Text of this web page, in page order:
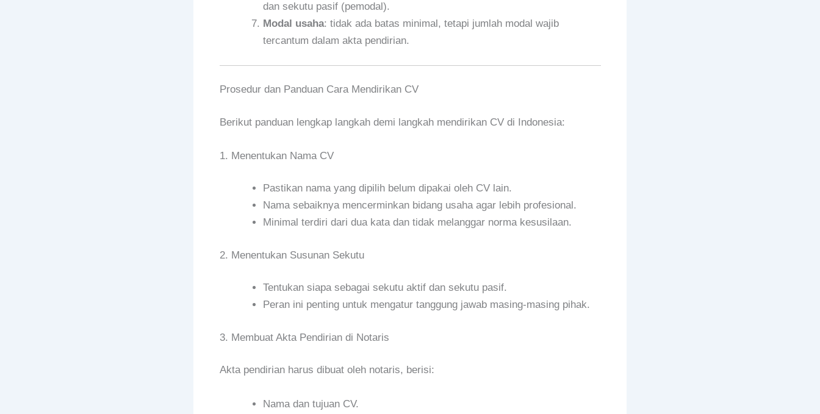
dan sekutu pasif (pemodal).
Modal usaha: tidak ada batas minimal, tetapi jumlah modal wajib
tercantum dalam akta pendirian.
Prosedur dan Panduan Cara Mendirikan CV
Berikut panduan lengkap langkah demi langkah mendirikan CV di Indonesia:
1. Menentukan Nama CV
Pastikan nama yang dipilih belum dipakai oleh CV lain.
Nama sebaiknya mencerminkan bidang usaha agar lebih profesional.
Minimal terdiri dari dua kata dan tidak melanggar norma kesusilaan.
2. Menentukan Susunan Sekutu
Tentukan siapa sebagai sekutu aktif dan sekutu pasif.
Peran ini penting untuk mengatur tanggung jawab masing-masing pihak.
3. Membuat Akta Pendirian di Notaris
Akta pendirian harus dibuat oleh notaris, berisi:
Nama dan tujuan CV.